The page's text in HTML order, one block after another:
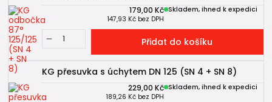
179,00 Kč
147,93 Kč bez DPH
Skladem, ihned k expedici
Přidat do košíku
KG přesuvka s úchytem DN 125 (SN 4 + SN 8)
229,00 Kč
189,26 Kč bez DPH
Skladem, ihned k expedici